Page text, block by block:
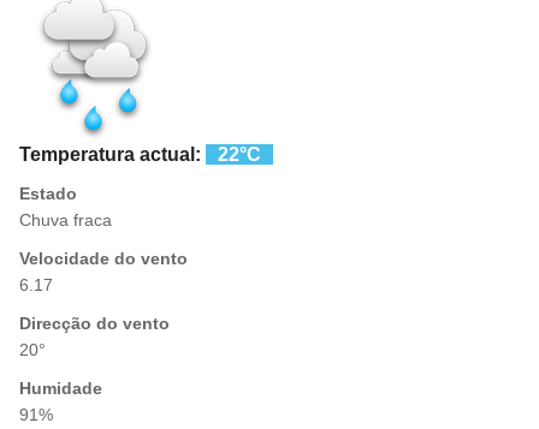
Temperatura actual: 22°C
Estado
Chuva fraca
Velocidade do vento
6.17
Direcção do vento
20°
Humidade
91%